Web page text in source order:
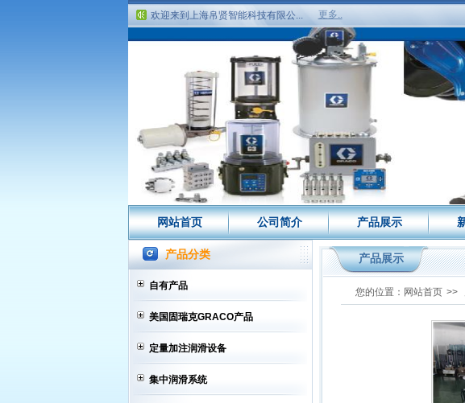
欢迎来到上海帛贤智能科技有限公...
公司主营项目
欢迎来到上海帛贤智能科技有限公...
更多..
网站首页 公司简介 产品展示
产品分类
自有产品
美国固瑞克GRACO产品
定量加注润滑设备
集中润滑系统
产品展示
您的位置： 网站首页 >>